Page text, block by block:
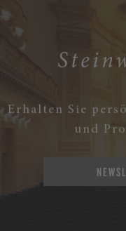
Erhalten Sie
und